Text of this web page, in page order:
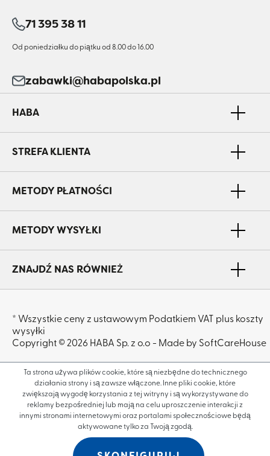
71 395 38 11
Od poniedziałku do piątku od 8.00 do 16.00
zabawki@habapolska.pl
HABA
STREFA KLIENTA
METODY PŁATNOŚCI
METODY WYSYŁKI
ZNAJDŹ NAS RÓWNIEŻ
* Wszystkie ceny z ustawowym Podatkiem VAT plus koszty
wysyłki
Copyright © 2026 HABA Sp. z o.o - Made by SoftCareHouse
Ta strona używa plików cookie, które są niezbędne do technicznego
działania strony i są zawsze włączone. Inne pliki cookie, które
zwiększają wygodę korzystania z tej witryny i są wykorzystywane do
reklamy bezpośredniej lub mają na celu uproszczenie interakcji z
innymi stronami internetowymi oraz portalami społecznościowe będą
aktywowane tylko za Twoją zgodą.